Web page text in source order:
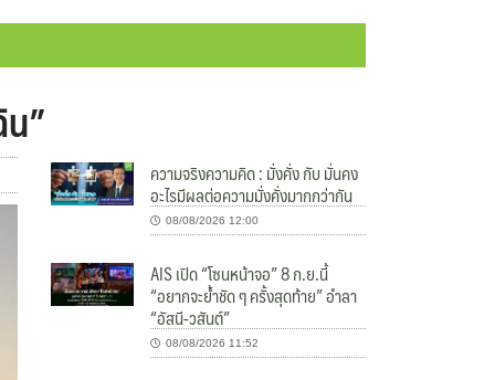
”
ความจริงความคิด : มั่งคั่ง กับ มั่นคง
อะไรมีผลต่อความมั่งคั่งมากกว่ากัน
08/08/2026 12:00
AIS เปิด “โซนหน้าจอ” 8 ก.ย.นี้
“อยากจะย้ำชัด ๆ ครั้งสุดท้าย” อำลา
“อัสนี-วสันต์”
08/08/2026 11:52